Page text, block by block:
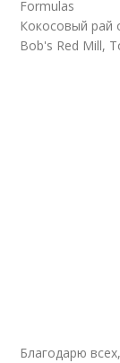
Formulas
Кокосовый рай
Bob's Red Mill,
Благодарю